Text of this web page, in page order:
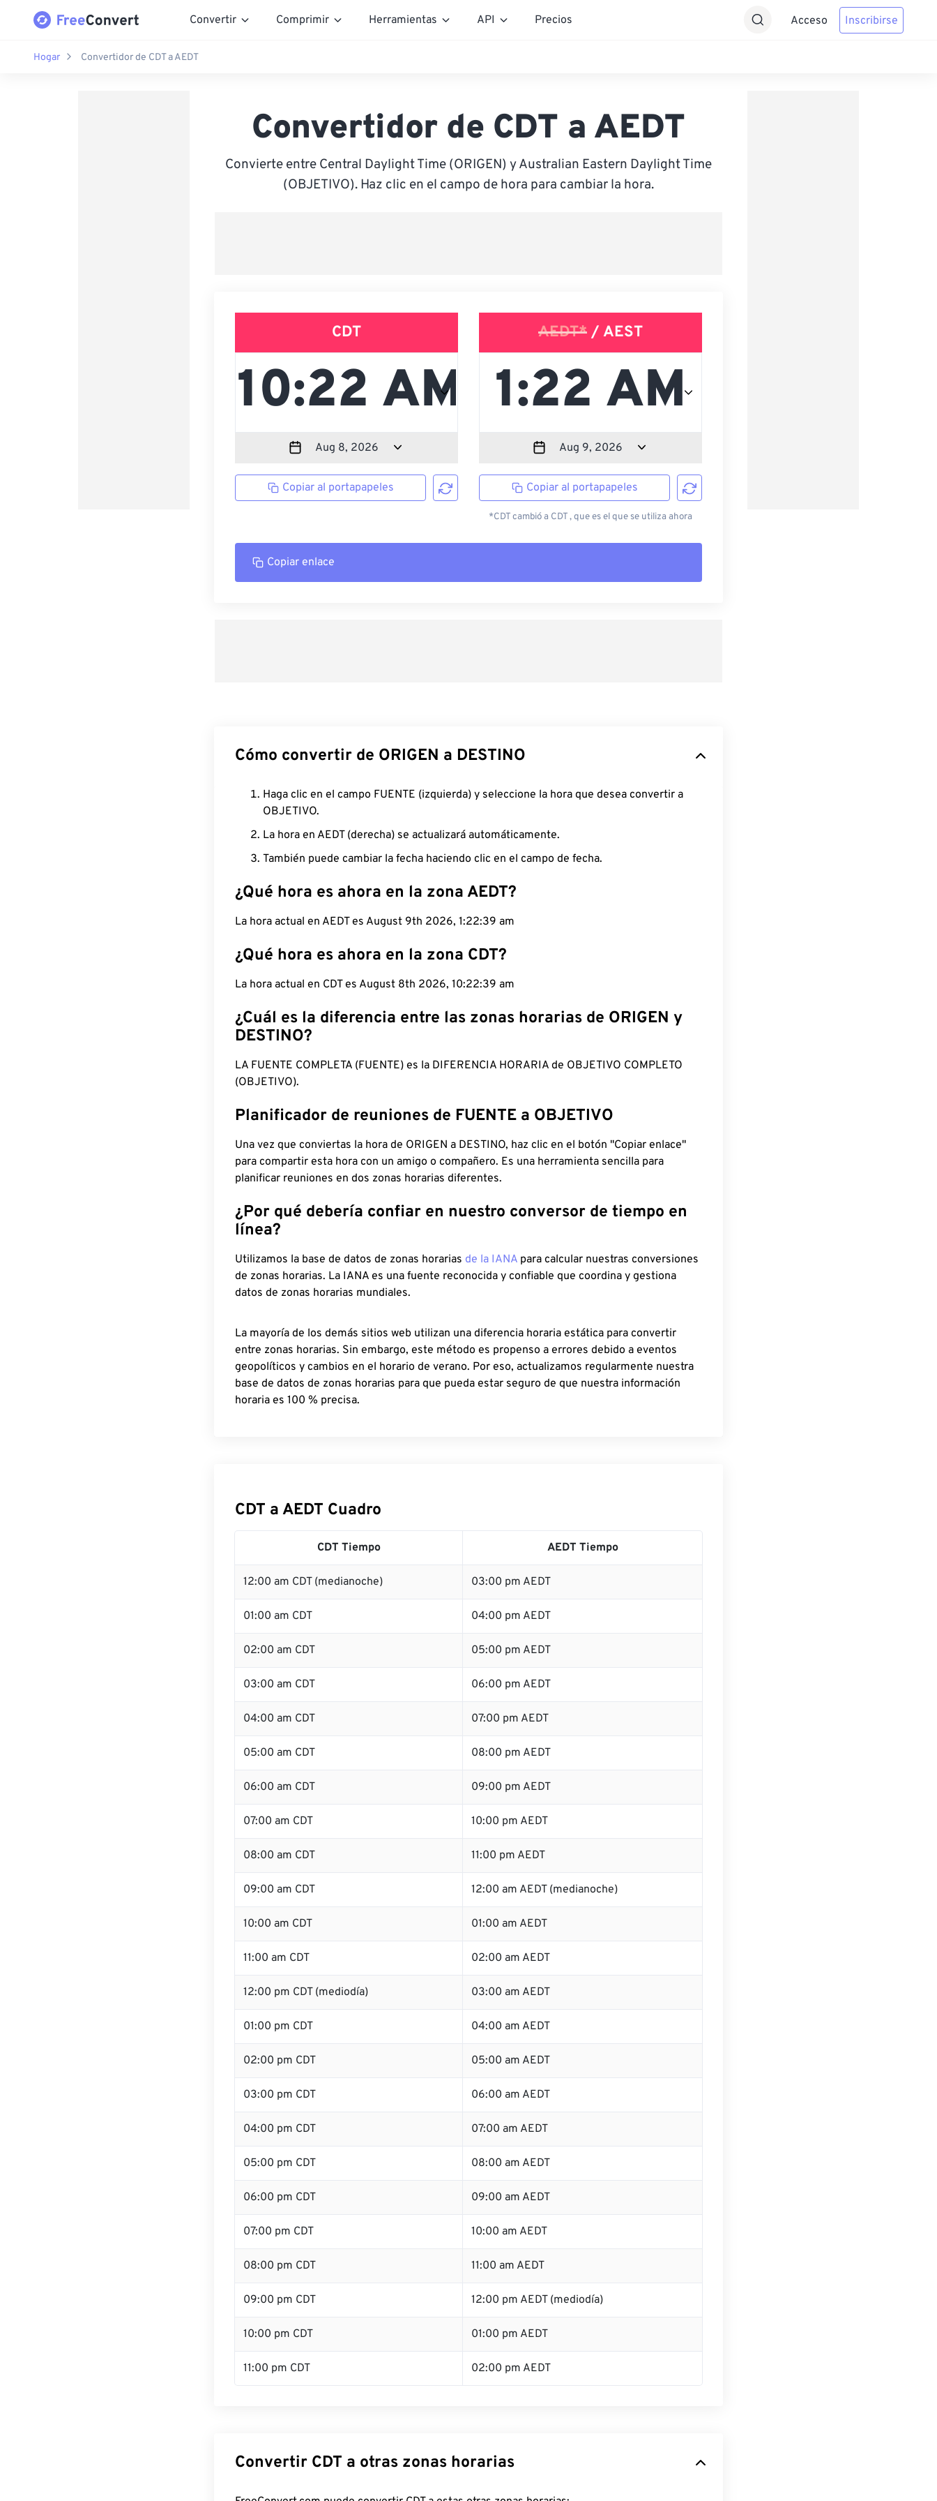
Convertir Comprimir Herramientas API Precios Acceso Inscribirse
Hogar Convertidor de CDT a AEDT
Convertidor de CDT a AEDT
Convierte entre Central Daylight Time (ORIGEN) y Australian Eastern Daylight Time
(OBJETIVO). Haz clic en el campo de hora para cambiar la hora.
CDT
Copiar al portapapeles
AEDT* / AEST
Copiar al portapapeles
*CDT cambió a CDT , que es el que se utiliza ahora
Copiar enlace
Cómo convertir de ORIGEN a DESTINO
Haga clic en el campo FUENTE (izquierda) y seleccione la hora que desea convertir a
OBJETIVO.
La hora en AEDT (derecha) se actualizará automáticamente.
También puede cambiar la fecha haciendo clic en el campo de fecha.
¿Qué hora es ahora en la zona AEDT?
La hora actual en AEDT es August 9th 2026, 1:22:40 am
¿Qué hora es ahora en la zona CDT?
La hora actual en CDT es August 8th 2026, 10:22:40 am
¿Cuál es la diferencia entre las zonas horarias de ORIGEN y
DESTINO?
LA FUENTE COMPLETA (FUENTE) es la DIFERENCIA HORARIA de OBJETIVO COMPLETO
(OBJETIVO).
Planificador de reuniones de FUENTE a OBJETIVO
Una vez que conviertas la hora de ORIGEN a DESTINO, haz clic en el botón "Copiar enlace"
para compartir esta hora con un amigo o compañero. Es una herramienta sencilla para
planificar reuniones en dos zonas horarias diferentes.
¿Por qué debería confiar en nuestro conversor de tiempo en
línea?
Utilizamos la base de datos de zonas horarias de la IANA para calcular nuestras conversiones
de zonas horarias. La IANA es una fuente reconocida y confiable que coordina y gestiona
datos de zonas horarias mundiales.
La mayoría de los demás sitios web utilizan una diferencia horaria estática para convertir
entre zonas horarias. Sin embargo, este método es propenso a errores debido a eventos
geopolíticos y cambios en el horario de verano. Por eso, actualizamos regularmente nuestra
base de datos de zonas horarias para que pueda estar seguro de que nuestra información
horaria es 100 % precisa.
CDT a AEDT Cuadro
CDT Tiempo AEDT Tiempo
12:00 am CDT (medianoche) 03:00 pm AEDT
01:00 am CDT 04:00 pm AEDT
02:00 am CDT 05:00 pm AEDT
03:00 am CDT 06:00 pm AEDT
04:00 am CDT 07:00 pm AEDT
05:00 am CDT 08:00 pm AEDT
06:00 am CDT 09:00 pm AEDT
07:00 am CDT 10:00 pm AEDT
08:00 am CDT 11:00 pm AEDT
09:00 am CDT 12:00 am AEDT (medianoche)
10:00 am CDT 01:00 am AEDT
11:00 am CDT 02:00 am AEDT
12:00 pm CDT (mediodía) 03:00 am AEDT
01:00 pm CDT 04:00 am AEDT
02:00 pm CDT 05:00 am AEDT
03:00 pm CDT 06:00 am AEDT
04:00 pm CDT 07:00 am AEDT
05:00 pm CDT 08:00 am AEDT
06:00 pm CDT 09:00 am AEDT
07:00 pm CDT 10:00 am AEDT
08:00 pm CDT 11:00 am AEDT
09:00 pm CDT 12:00 pm AEDT (mediodía)
10:00 pm CDT 01:00 pm AEDT
11:00 pm CDT 02:00 pm AEDT
Convertir CDT a otras zonas horarias